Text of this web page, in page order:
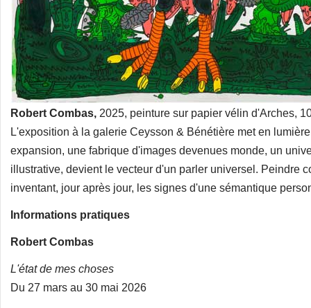
Robert Combas, 2025, peinture sur papier vélin d'Arches,
L'exposition à la galerie Ceysson & Bénétière met en
expansion, une fabrique d'images devenues monde, un
illustrative, devient le vecteur d'un parler universel. Peindre
inventant, jour après jour, les signes d'une sémantique
Informations pratiques
Robert Combas
L'état de mes choses
Du 27 mars au 30 mai 2026